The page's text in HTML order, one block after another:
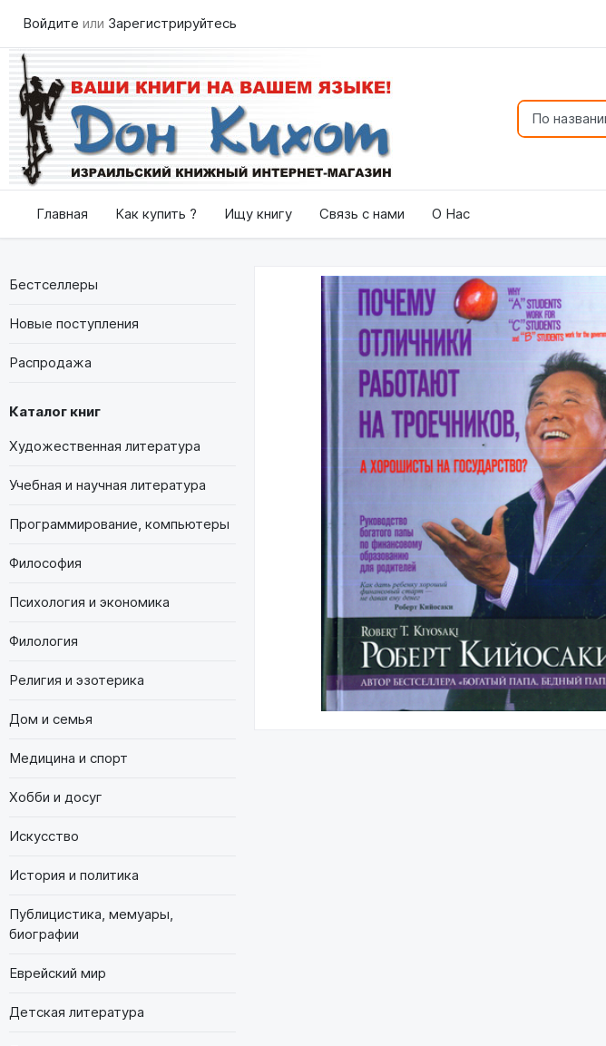
Войдите или Зарегистрируйтесь
Главная Как купить ? Ищу книгу Связь с нами О Нас
Бестселлеры
Новые поступления
Распродажа
Каталог книг
Художественная литература
Учебная и научная литература
Программирование, компьютеры
Философия
Психология и экономика
Филология
Религия и эзотерика
Дом и семья
Медицина и спорт
Хобби и досуг
Искусство
История и политика
Публицистика, мемуары,
биографии
Еврейский мир
Детская литература